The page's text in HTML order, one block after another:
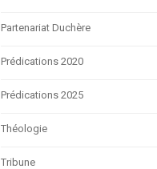
Partenariat Duchère
Prédications 2020
Prédications 2025
Théologie
Tribune